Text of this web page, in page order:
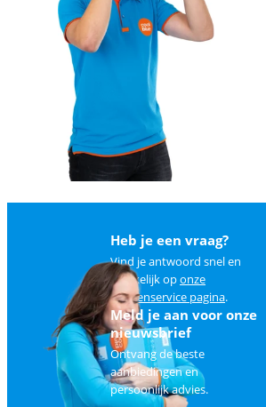
Heb je een vraag?
Vind je antwoord snel en
makkelijk oponze
klantenservice pagina.
Meld je aan voor onze
nieuwsbrief
Ontvang de beste
aanbiedingen en
persoonlijk advies.